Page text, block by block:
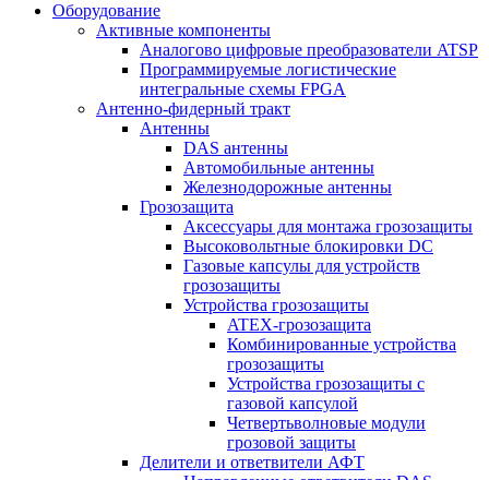
Оборудование
Активные компоненты
Аналогово цифровые преобразователи ATSP
Программируемые логистические
интегральные схемы FPGA
Антенно-фидерный тракт
Антенны
DAS антенны
Автомобильные антенны
Железнодорожные антенны
Грозозащита
Аксессуары для монтажа грозозащиты
Высоковольтные блокировки DC
Газовые капсулы для устройств
грозозащиты
Устройства грозозащиты
ATEX-грозозащита
Комбинированные устройства
грозозащиты
Устройства грозозащиты с
газовой капсулой
Четвертьволновые модули
грозовой защиты
Делители и ответвители АФТ